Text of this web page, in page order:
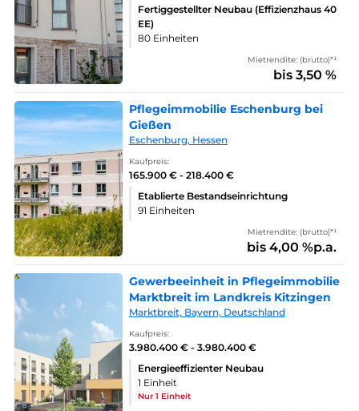
Fertiggestellter Neubau (Effizienzhaus 40
EE)
80 Einheiten
Mietrendite: (brutto)*¹
bis 3,50 %
Pflegeimmobilie Eschenburg bei
Gießen
Eschenburg, Hessen
Kaufpreis:
165.900 € - 218.400 €
Etablierte Bestandseinrichtung
91 Einheiten
Mietrendite: (brutto)*¹
bis 4,00 %p.a.
Gewerbeeinheit in Pflegeimmobilie
Marktbreit im Landkreis Kitzingen
Marktbreit, Bayern, Deutschland
Kaufpreis:
3.980.400 € - 3.980.400 €
Energieeffizienter Neubau
1 Einheit
Nur 1 Einheit